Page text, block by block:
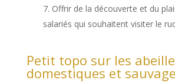
Offrir de la découverte et du
salariés qui souhaitent visiter le
Petit topo sur les
domestiques et